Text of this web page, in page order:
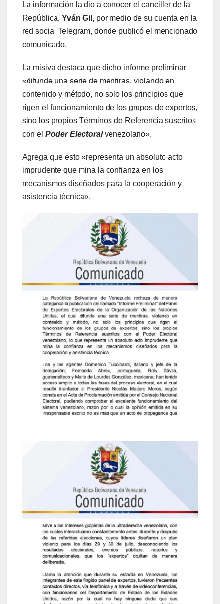
La información la dio a conocer el canciller de la
República, Yván Gil, por medio de su cuenta en la
red social Telegram, donde publicó el mencionado
comunicado.
La misiva destaca que dicho informe preliminar
«difunde una serie de mentiras, violando en
contenido y método, no solo los principios que
rigen el funcionamiento de los grupos de expertos,
sino los propios Términos de Referencia suscritos
con el Poder Electoralvenezolano».
Agrega que esto «representa un absoluto acto
imprudente que mina la confianza en los
mecanismos diseñados para la cooperación y
asistencia técnica».